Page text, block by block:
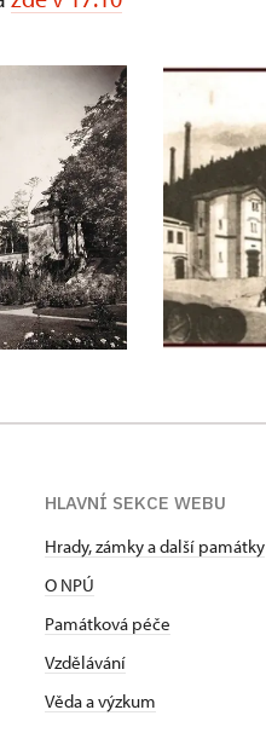
HLAVNÍ SEKCE WEBU
Hrady, zámky a další památky
O NPÚ
Památková péče
Vzdělávání
Věda a výzkum